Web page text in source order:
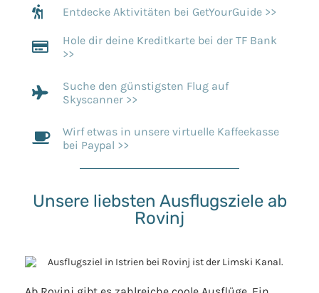
Entdecke Aktivitäten bei GetYourGuide >>
Hole dir deine Kreditkarte bei der TF Bank
>>
Suche den günstigsten Flug auf
Skyscanner >>
Wirf etwas in unsere virtuelle Kaffeekasse
bei Paypal >>
Unsere liebsten Ausflugsziele ab
Rovinj